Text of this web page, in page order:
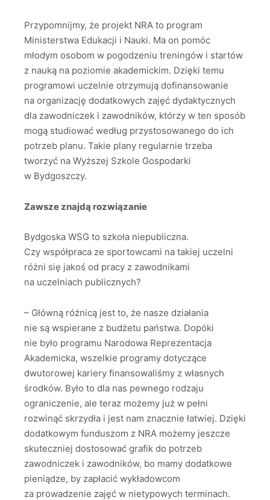
Przypomnijmy, że projekt NRA to program
Ministerstwa Edukacji i Nauki. Ma on pomóc
młodym osobom w pogodzeniu treningów i startów
z nauką na poziomie akademickim. Dzięki temu
programowi uczelnie otrzymują dofinansowanie
na organizację dodatkowych zajęć dydaktycznych
dla zawodniczek i zawodników, którzy w ten sposób
mogą studiować według przystosowanego do ich
potrzeb planu. Takie plany regularnie trzeba
tworzyć na Wyższej Szkole Gospodarki
w Bydgoszczy.
Zawsze znajdą rozwiązanie
Bydgoska WSG to szkoła niepubliczna.
Czy współpraca ze sportowcami na takiej uczelni
różni się jakoś od pracy z zawodnikami
na uczelniach publicznych?
– Główną różnicą jest to, że nasze działania
nie są wspierane z budżetu państwa. Dopóki
nie było programu Narodowa Reprezentacja
Akademicka, wszelkie programy dotyczące
dwutorowej kariery finansowaliśmy z własnych
środków. Było to dla nas pewnego rodzaju
ograniczenie, ale teraz możemy już w pełni
rozwinąć skrzydła i jest nam znacznie łatwiej. Dzięki
dodatkowym funduszom z NRA możemy jeszcze
skuteczniej dostosować grafik do potrzeb
zawodniczek i zawodników, bo mamy dodatkowe
pieniądze, by zapłacić wykładowcom
za prowadzenie zajęć w nietypowych terminach.